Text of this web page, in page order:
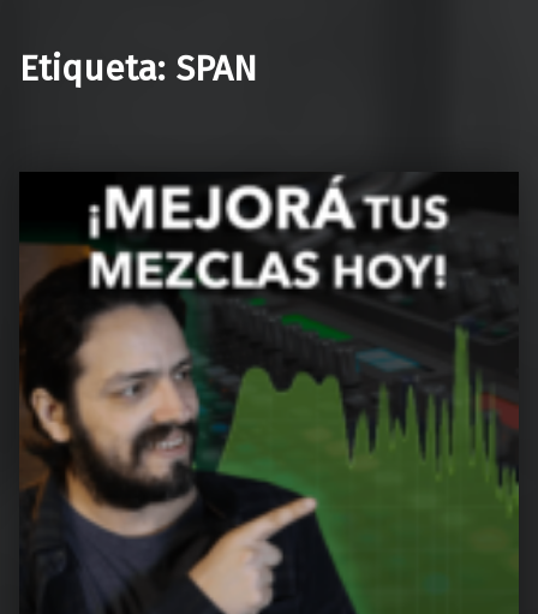
Etiqueta: SPAN